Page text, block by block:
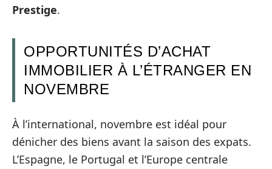
Prestige.
OPPORTUNITÉS D’ACHAT
IMMOBILIER À L’ÉTRANGER EN
NOVEMBRE
À l’international, novembre est idéal pour
dénicher des biens avant la saison des expats.
L’Espagne, le Portugal et l’Europe centrale